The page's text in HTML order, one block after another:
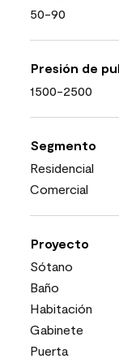
50-90
Presión de
1500-2500
Segmento
Residencial
Comercial
Proyecto
Sótano
Baño
Habitación
Gabinete
Puerta